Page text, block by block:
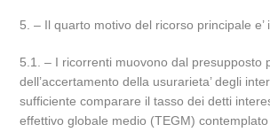
5. – Il quarto motivo del ricorso principale e’
5.1. – I ricorrenti muovono dal presupposto
dell’accertamento della usurarieta’ degli
sufficiente comparare il tasso dei detti
effettivo globale medio (TEGM)